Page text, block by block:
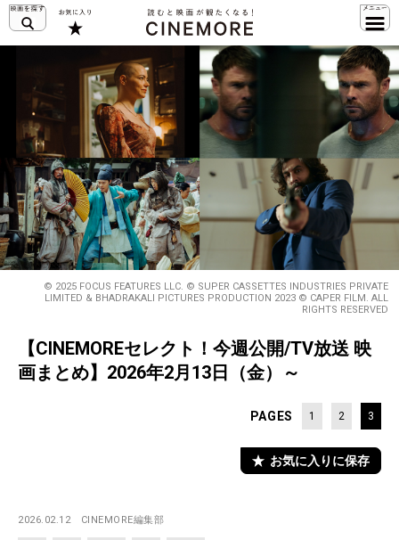
© 2025 FOCUS FEATURES LLC. © SUPER CASSETTES INDUSTRIES PRIVATE
LIMITED & BHADRAKALI PICTURES PRODUCTION 2023 © CAPER FILM. ALL
RIGHTS RESERVED
【CINEMOREセレクト！今週公開/TV放送 映
画まとめ】2026年2月13日（金）～
PAGES 1 2 3
お気に入りに保存
2026.02.12 CINEMORE編集部